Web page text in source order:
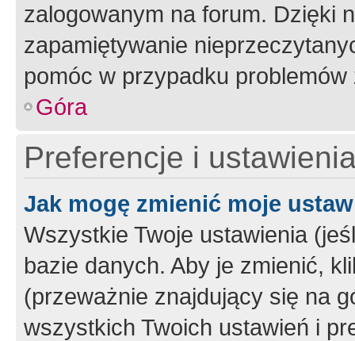
zalogowanym na forum. Dzięki
zapamiętywanie
pomóc w przypadku
Góra
Preferencje i
Jak mogę zmienić moje
Wszystkie Twoje ustawienia
bazie danych. Aby je zmienić,
(przeważnie znajdujący się na
wszystkich Twoich ustawień i